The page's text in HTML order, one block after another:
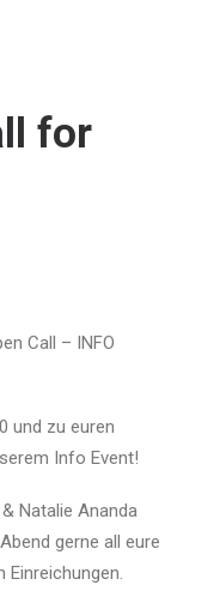
for
Call – INFO
und zu euren
Info Event!
Natalie Ananda
gerne all eure
Einreichungen.